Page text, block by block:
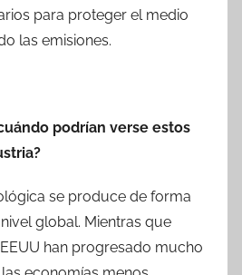
para proteger el medio
las emisiones.
podrían verse estos
se produce de forma
global. Mientras que
han progresado mucho